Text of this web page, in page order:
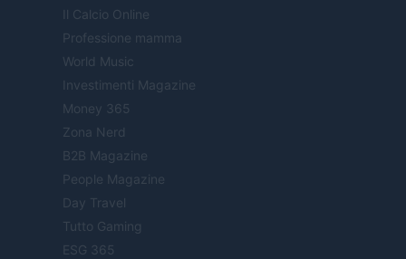
Il Calcio Online
Professione mamma
World Music
Investimenti Magazine
Money 365
Zona Nerd
B2B Magazine
People Magazine
Day Travel
Tutto Gaming
ESG 365